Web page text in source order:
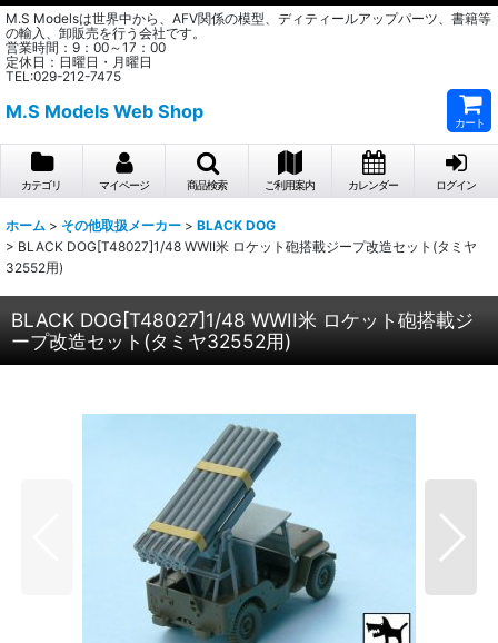
M.S Modelsは世界中から、AFV関係の模型、ディティールアップパーツ、書籍等
の輸入、卸販売を行う会社です。
営業時間：9：00～17：00
定休日：日曜日・月曜日
TEL:029-212-7475
M.S Models Web Shop
カート
カテゴリ マイページ 商品検索 ご利用案内 カレンダー ログイン
ホーム > その他取扱メーカー > BLACK DOG
> BLACK DOG[T48027]1/48 WWII米 ロケット砲搭載ジープ改造セット(タミヤ
32552用)
BLACK DOG[T48027]1/48 WWII米 ロケット砲搭載ジ
ープ改造セット(タミヤ32552用)